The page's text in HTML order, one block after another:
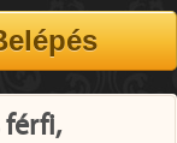
férfi,